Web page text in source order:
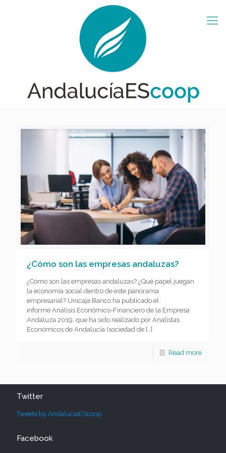
¿Cómo son las empresas andaluzas?
¿Cómo son las empresas andaluzas? ¿Qué papel juegan
la economía social dentro de este panorama
empresarial? Unicaja Banco ha publicado el
informe Análisis Económico-Financiero de la Empresa
Andaluza 2019, que ha sido realizado por Analistas
Económicos de Andalucía (sociedad de […]
Read more
Twitter
Tweets by AndaluciaEScoop
Facebook